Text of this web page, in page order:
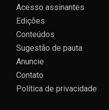
Acesso assinantes
Edições
Conteúdos
Sugestão de pauta
Anuncie
Contato
Política de privacidade